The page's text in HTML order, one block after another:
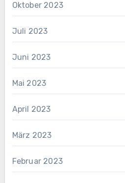
Oktober 2023
Juli 2023
Juni 2023
Mai 2023
April 2023
März 2023
Februar 2023